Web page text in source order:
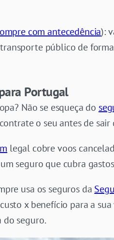
com antecedência):
público de
Portugal
Não se esqueça do
o seu antes de
legal cobre voos
seguro que cubra
usa os seguros da
x benefício para a sua
do seguro.